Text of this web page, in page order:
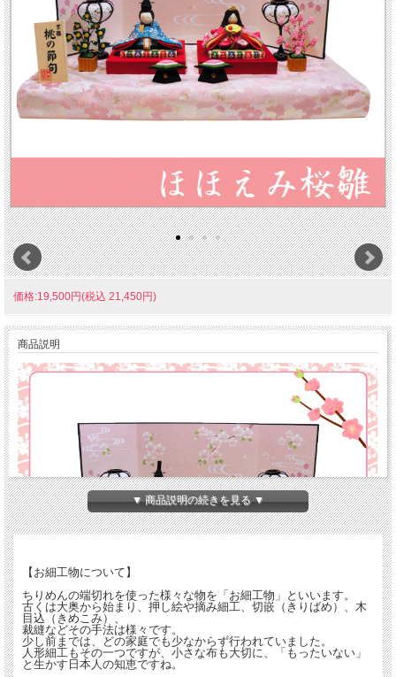
価格:19,500円(税込 21,450円)
商品説明
▼ 商品説明の続きを見る ▼
【お細工物について】
ちりめんの端切れを使った様々な物を「お細工物」といいます。
古くは大奥から始まり、押し絵や摘み細工、切嵌（きりばめ）、木
目込（きめこみ）、
裁縫などその手法は様々です。
少し前までは、どの家庭でも少なからず行われていました。
人形細工もその一つですが、小さな布も大切に、「もったいない」
と生かす日本人の知恵ですね。